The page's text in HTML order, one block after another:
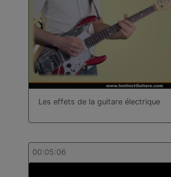
Les effets de la guitare électrique
00:05:06